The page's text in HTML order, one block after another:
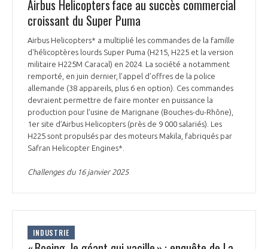
Airbus Helicopters face au succès commercial
croissant du Super Puma
Airbus Helicopters* a multiplié les commandes de la famille
d'hélicoptères lourds Super Puma (H215, H225 et la version
militaire H225M Caracal) en 2024. La société a notamment
remporté, en juin dernier, l’appel d’offres de la police
allemande (38 appareils, plus 6 en option). Ces commandes
devraient permettre de faire monter en puissance la
production pour l’usine de Marignane (Bouches-du-Rhône),
1er site d’Airbus Helicopters (près de 9 000 salariés). Les
H225 sont propulsés par des moteurs Makila, fabriqués par
Safran Helicopter Engines*.
Challenges du 16 janvier 2025
INDUSTRIE